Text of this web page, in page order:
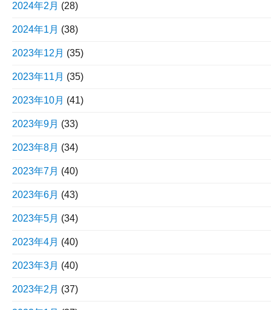
2024年2月 (28)
2024年1月 (38)
2023年12月 (35)
2023年11月 (35)
2023年10月 (41)
2023年9月 (33)
2023年8月 (34)
2023年7月 (40)
2023年6月 (43)
2023年5月 (34)
2023年4月 (40)
2023年3月 (40)
2023年2月 (37)